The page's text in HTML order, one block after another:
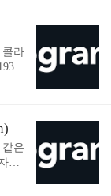
zer
cn
콜라
if n
nu
=
은
는
숫